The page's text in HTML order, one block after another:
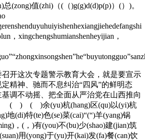
总(zong)值(zhi)（(（)g(g)d(d)p(p)）(）)。
，xingchengshumianshenheyijian，
这次专题警示教育大会，就是要宣示
精神、驰而不息纠治“四风”的鲜明态
调不动摇、把全面从严治党在山西推向
( ) ( )余(yu)杭(hang)区(qu)以(yi)杭
地(di)特(te)色(se)菜(cai)“(“)羊(yang)锅
，(，)有(you)不(bu)少(shao)建(jian)筑
用(yong)于(yu)开(kai)发(fa)餐(can)饮